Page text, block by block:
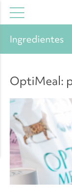
Ingredientes
OptiMeal: